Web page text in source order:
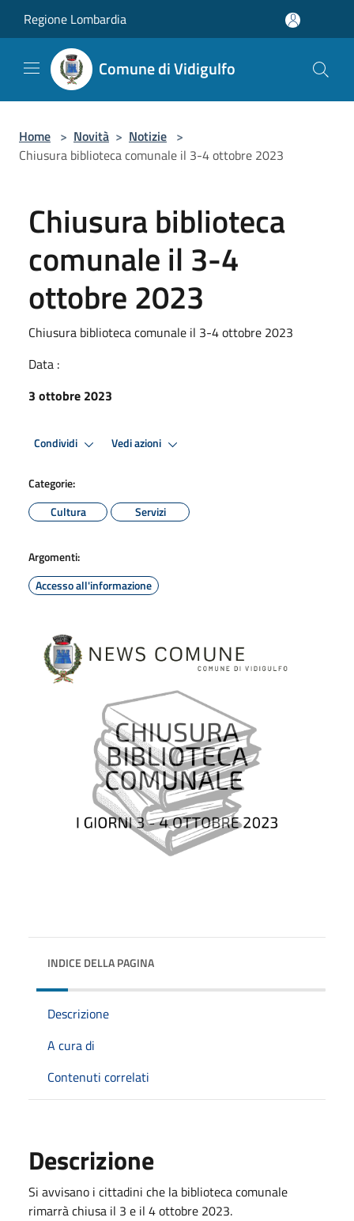
Regione Lombardia
Comune di Vidigulfo
Home > Novità > Notizie >
Chiusura biblioteca comunale il 3-4 ottobre 2023
Chiusura biblioteca
comunale il 3-4
ottobre 2023
Chiusura biblioteca comunale il 3-4 ottobre 2023
Data :
3 ottobre 2023
Condividi Vedi azioni
Categorie:
Cultura
Servizi
Argomenti:
Accesso all'informazione
INDICE DELLA PAGINA
Descrizione
A cura di
Contenuti correlati
Descrizione
Si avvisano i cittadini che la biblioteca comunale
rimarrà chiusa il 3 e il 4 ottobre 2023.